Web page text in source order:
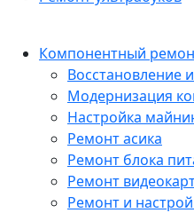
Компонентный
Восстановление
Модернизация
Настройка
Ремонт асика
Ремонт блока
Ремонт
Ремонт и